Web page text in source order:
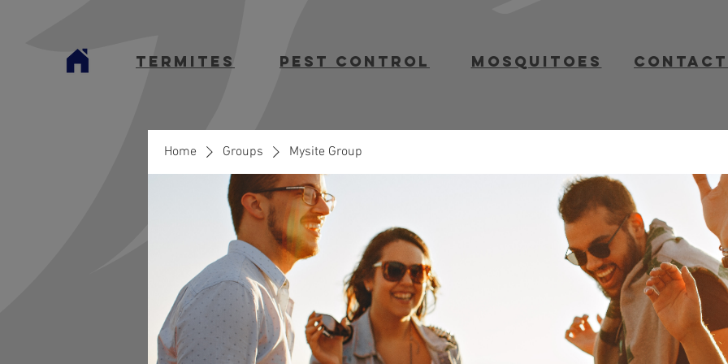
termites Pest Control mosquitoes contact
Home Groups Mysite Group